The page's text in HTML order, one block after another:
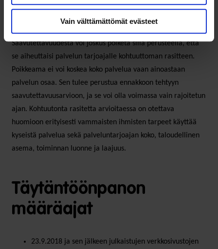
Vain välttämättömät evästeet
poiketa?
Saavutettavuudesta voi joskus poiketa sillä perusteella, että
se aiheuttaisi palvelun tarjoajalle kohtuuttoman rasitteen.
Poikkeama ei voi koskea koko palvelua vaan ainoastaan
palvelun osaa. Sen tulee perustua ennakkoon tehtyyn
saavutettavuusarvioon, ja se voi olla voimassa vain rajoitetun
ajan. Kohtuutonta rasitetta arvioitaessa on otettava
huomioon erityisesti vammaisten ihmisten tarpeet käyttää
kyseistä palvelua sekä palveluntarjoajan koko, taloudellinen
asema, toiminnan luonne ja laajuus.
Täytäntöönpanon
määräajat
23.9.2018 ja sen jälkeen julkaistujen verkkosivustojen